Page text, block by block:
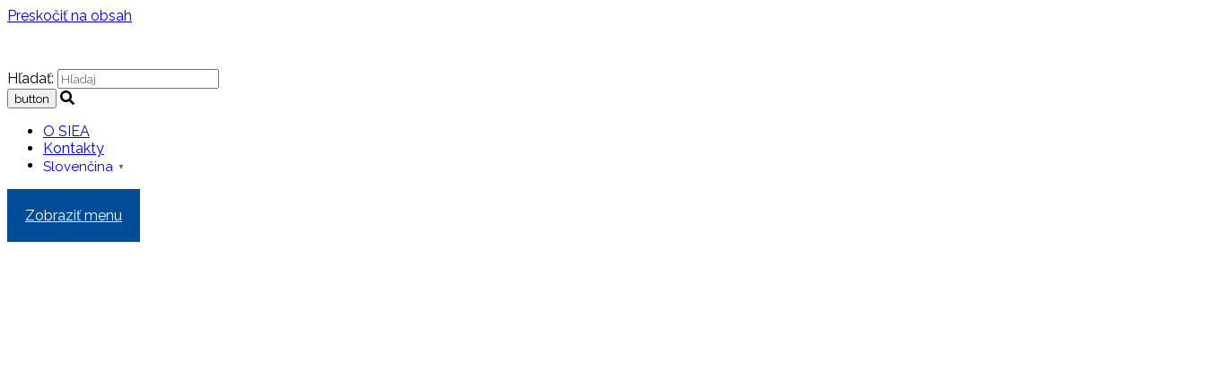
Preskočiť na obsah
Hľadať:
O SIEA
Kontakty
Slovenčina ▼
Zobraziť menu